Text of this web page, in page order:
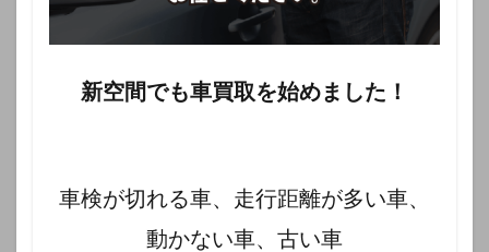
新空間でも車買取を始めました！
車検が切れる車、走行距離が多い車、
動かない車、古い車